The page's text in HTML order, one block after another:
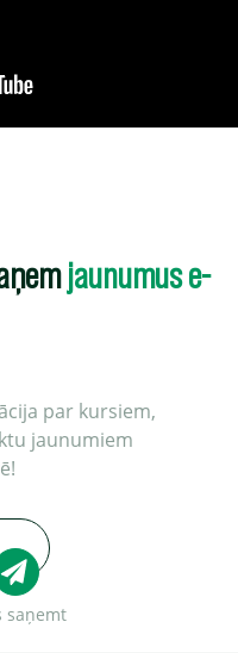
jaunumus e-
par kursiem,
jaunumiem
saņemt